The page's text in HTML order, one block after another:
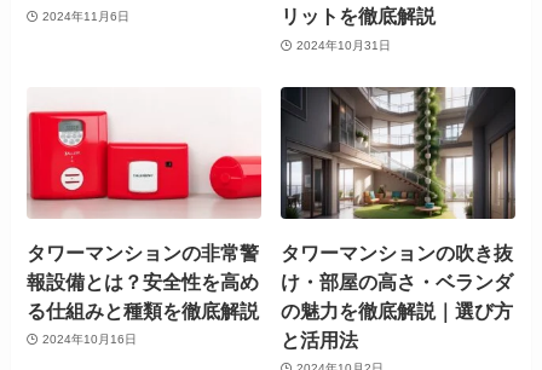
2024年11月6日
リットを徹底解説
2024年10月31日
タワーマンションの非常警
報設備とは？安全性を高め
る仕組みと種類を徹底解説
2024年10月16日
タワーマンションの吹き抜
け・部屋の高さ・ベランダ
の魅力を徹底解説｜選び方
と活用法